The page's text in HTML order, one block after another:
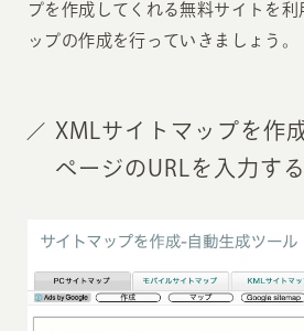
プを作成してくれる無料サイトを利
ップの作成を行っていきましょう。
XMLサイトマップを作
ページのURLを入力する